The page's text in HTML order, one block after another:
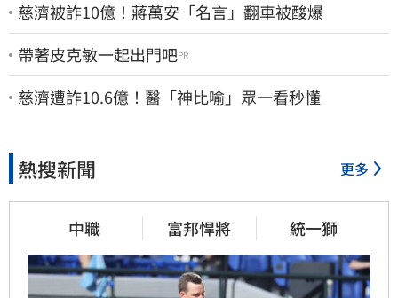
慈濟被詐10億！蔣萬安「名言」翻車被酸爆
帶著皮克敏一起出門吧PR
慈濟遭詐10.6億！醫「神比喻」眾一看秒懂
熱搜新聞 更多
中職 富邦悍將 統一獅